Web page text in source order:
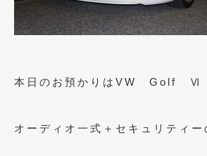
本日のお預かりはVW Golf
オーディオ一式＋セキュリティー